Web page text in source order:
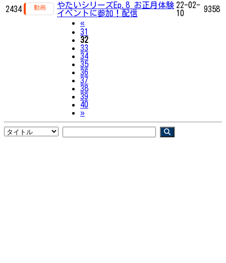
2434
やたいシリーズEp.8 お正月体験
イベントに参加！配信
22-02-
10
9358
«Previous
31
32
33
34
35
36
37
38
39
40
»Next